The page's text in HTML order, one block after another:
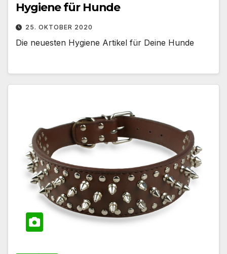
Hygiene für Hunde
25. OKTOBER 2020
Die neuesten Hygiene Artikel für Deine Hunde